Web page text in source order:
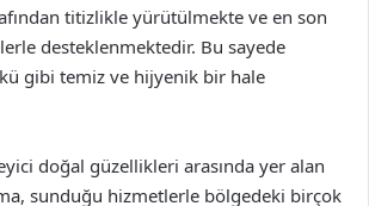
titizlikle yürütülmekte ve en son
desteklenmektedir. Bu sayede
gibi temiz ve hijyenik bir hale
doğal güzellikleri arasında yer alan
sunduğu hizmetlerle bölgedeki birçok